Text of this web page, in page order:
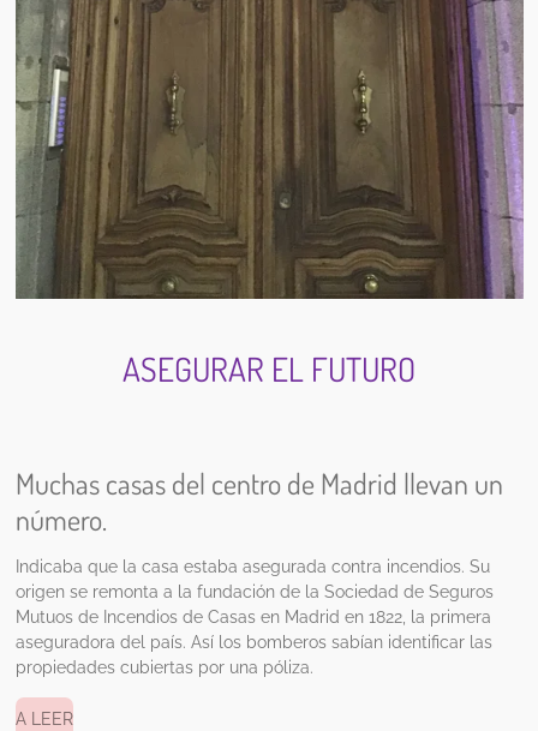
ASEGURAR EL FUTURO
Muchas casas del centro de Madrid llevan un
número.
Indicaba que la casa estaba asegurada contra incendios. Su
origen se remonta a la fundación de la Sociedad de Seguros
Mutuos de Incendios de Casas en Madrid en 1822, la primera
aseguradora del país. Así los bomberos sabían identificar las
propiedades cubiertas por una póliza.
A LEER